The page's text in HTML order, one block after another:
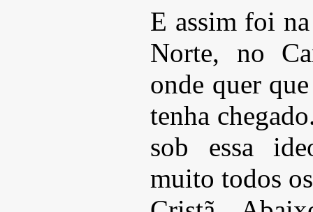
E assim foi
Norte, no
onde quer
tenha
sob essa
muito todos